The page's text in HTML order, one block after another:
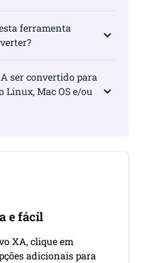
ferramenta
ser convertido para
Linux, Mac OS e/ou
e fácil
XA, clique em
adicionais para